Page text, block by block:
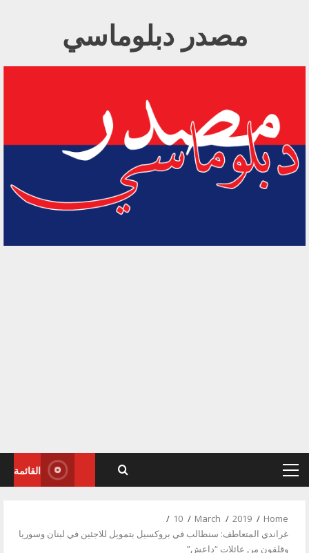
مصدر دبلوماسي
Primary
القائمة
Home
2019
March
10
غراندي المتعاطف: سنطالب في بروكسيل بتمويل للاجئين في لبنان وسوريا
وقلقون من عائلات “داعش”